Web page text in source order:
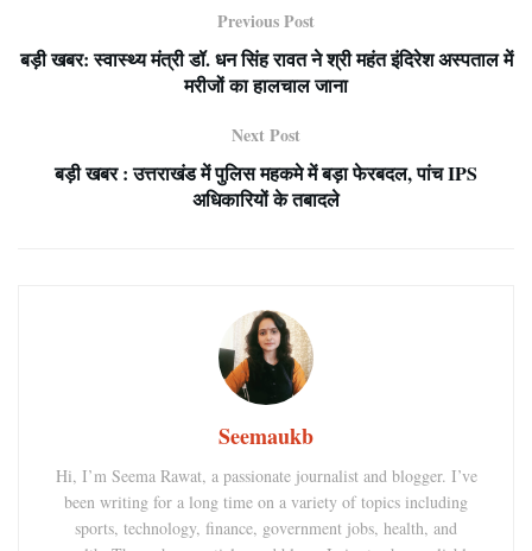
Previous Post
बड़ी खबर: स्वास्थ्य मंत्री डॉ. धन सिंह रावत ने श्री महंत इंदिरेश अस्पताल में
मरीजों का हालचाल जाना
Next Post
बड़ी खबर : उत्तराखंड में पुलिस महकमे में बड़ा फेरबदल, पांच IPS
अधिकारियों के तबादले
Seemaukb
Hi, I’m Seema Rawat, a passionate journalist and blogger. I’ve
been writing for a long time on a variety of topics including
sports, technology, finance, government jobs, health, and